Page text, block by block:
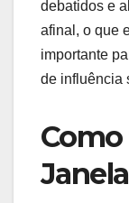
debatidos e
afinal, o que
importante
de influência